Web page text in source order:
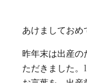
あけましておめ
昨年末は出産の
ただきました